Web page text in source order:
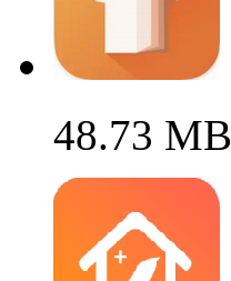
48.73 MB